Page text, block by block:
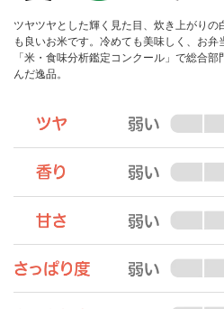
ツヤツヤとした輝く見た目、炊き上がり
も良いお米です。冷めても美味しく、お弁
「米・食味分析鑑定コンクール」で総合
んだ逸品。